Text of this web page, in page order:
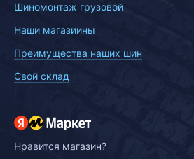
Шиномонтаж грузовой
Наши магазиины
Преимущества наших шин
Свой склад
Нравится магазин?